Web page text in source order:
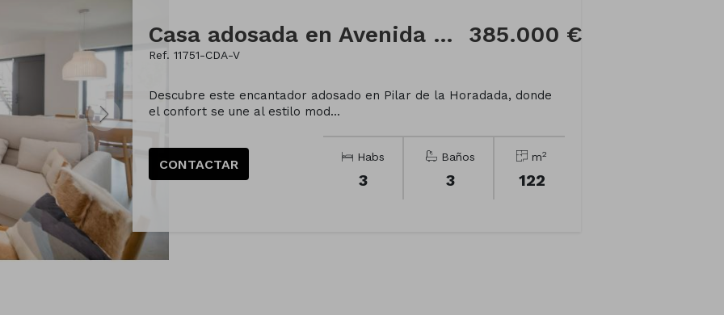
Casa adosada en Avenida Monte
Ref. 11751-CDA-V
385.000 €
Descubre este encantador adosado en Pilar de la Horadada, donde
el confort se une al estilo mod...
CONTACTAR Habs
3
Baños
3
m2
122